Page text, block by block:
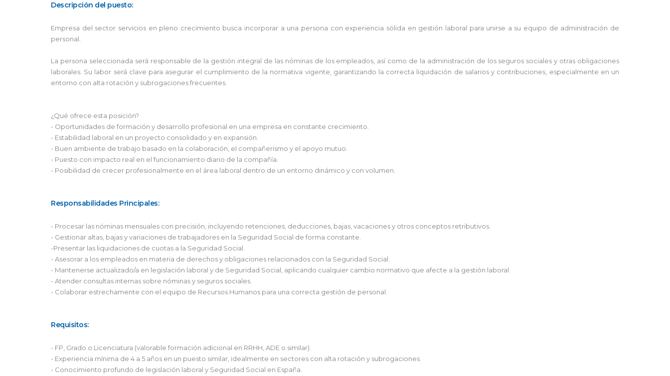
Descripción del puesto:
Empresa del sector servicios en pleno crecimiento busca incorporar a una persona con experiencia sólida en gestión laboral para unirse a su equipo de administración de
personal.
La persona seleccionada será responsable de la gestión integral de las nóminas de los empleados, así como de la administración de los seguros sociales y otras obligaciones
laborales. Su labor será clave para asegurar el cumplimiento de la normativa vigente, garantizando la correcta liquidación de salarios y contribuciones, especialmente en un
entorno con alta rotación y subrogaciones frecuentes.
¿Qué ofrece esta posición?
- Oportunidades de formación y desarrollo profesional en una empresa en constante crecimiento.
- Estabilidad laboral en un proyecto consolidado y en expansión.
- Buen ambiente de trabajo basado en la colaboración, el compañerismo y el apoyo mutuo.
- Puesto con impacto real en el funcionamiento diario de la compañía.
- Posibilidad de crecer profesionalmente en el área laboral dentro de un entorno dinámico y con volumen.
Responsabilidades Principales:
- Procesar las nóminas mensuales con precisión, incluyendo retenciones, deducciones, bajas, vacaciones y otros conceptos retributivos.
- Gestionar altas, bajas y variaciones de trabajadores en la Seguridad Social de forma constante.
-Presentar las liquidaciones de cuotas a la Seguridad Social.
- Asesorar a los empleados en materia de derechos y obligaciones relacionados con la Seguridad Social.
- Mantenerse actualizado/a en legislación laboral y de Seguridad Social, aplicando cualquier cambio normativo que afecte a la gestión laboral.
- Atender consultas internas sobre nóminas y seguros sociales.
- Colaborar estrechamente con el equipo de Recursos Humanos para una correcta gestión de personal.
Requisitos:
- FP, Grado o Licenciatura (valorable formación adicional en RRHH, ADE o similar).
- Experiencia mínima de 4 a 5 años en un puesto similar, idealmente en sectores con alta rotación y subrogaciones.
- Conocimiento profundo de legislación laboral y Seguridad Social en España.